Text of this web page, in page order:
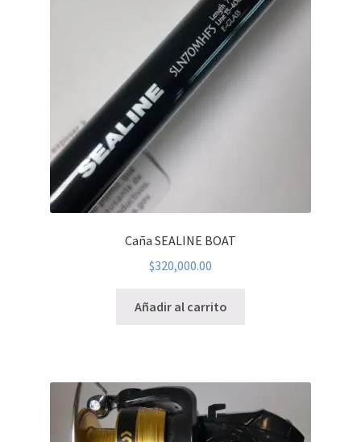
Caña SEALINE BOAT
$320,000.00
Añadir al carrito